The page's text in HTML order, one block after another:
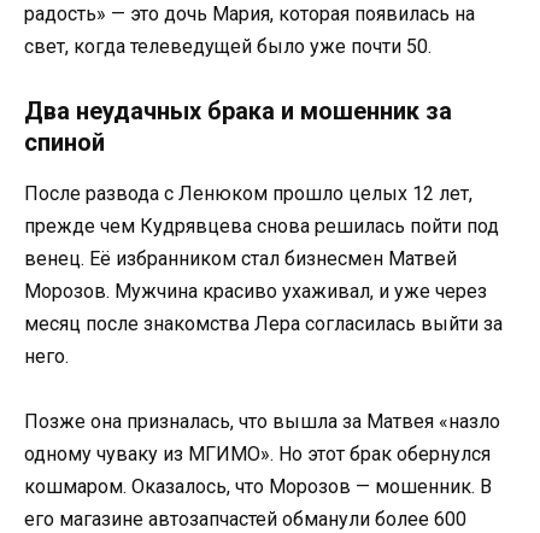
радость» — это дочь Мария, которая появилась на
свет, когда телеведущей было уже почти 50.
Два неудачных брака и мошенник за
спиной
После развода с Ленюком прошло целых 12 лет,
прежде чем Кудрявцева снова решилась пойти под
венец. Её избранником стал бизнесмен Матвей
Морозов. Мужчина красиво ухаживал, и уже через
месяц после знакомства Лера согласилась выйти за
него.
Позже она призналась, что вышла за Матвея «назло
одному чуваку из МГИМО». Но этот брак обернулся
кошмаром. Оказалось, что Морозов — мошенник. В
его магазине автозапчастей обманули более 600